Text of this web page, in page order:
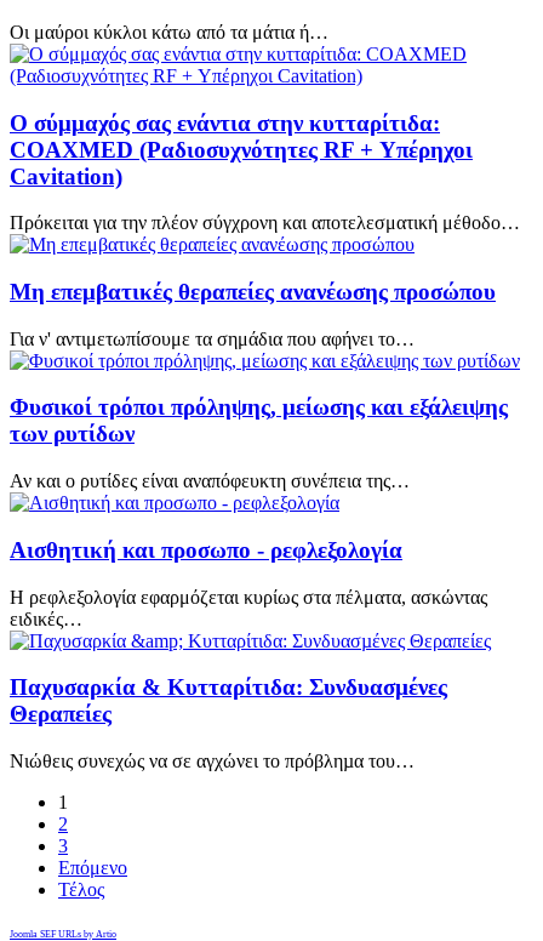
Οι μαύροι κύκλοι κάτω από τα μάτια ή…
Ο σύμμαχός σας ενάντια στην κυτταρίτιδα:
COAXMED (Ραδιοσυχνότητες RF + Υπέρηχοι
Cavitation)
Πρόκειται για την πλέον σύγχρονη και αποτελεσματική μέθοδο…
Μη επεμβατικές θεραπείες ανανέωσης προσώπου
Για ν' αντιμετωπίσουμε τα σημάδια που αφήνει το…
Φυσικοί τρόποι πρόληψης, μείωσης και εξάλειψης
των ρυτίδων
Αν και ο ρυτίδες είναι αναπόφευκτη συνέπεια της…
Αισθητική και προσωπο - ρεφλεξολογία
H ρεφλεξολογία εφαρμόζεται κυρίως στα πέλματα, ασκώντας
ειδικές…
Παχυσαρκία & Κυτταρίτιδα: Συνδυασµένες
Θεραπείες
Νιώθεις συνεχώς να σε αγχώνει το πρόβληµα του…
1
2
3
Επόμενο
Τέλος
Joomla SEF URLs by Artio